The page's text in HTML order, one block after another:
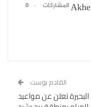
0
القادم بوست
تعلن عن مواعيد